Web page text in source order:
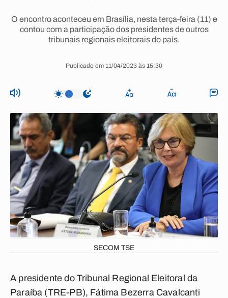
O encontro aconteceu em Brasília, nesta terça-feira (11) e
contou com a participação dos presidentes de outros
tribunais regionais eleitorais do país.
Publicado em 11/04/2023 às 15:30
SECOM TSE
A presidente do Tribunal Regional Eleitoral da
Paraíba (TRE-PB), Fátima Bezerra Cavalcanti